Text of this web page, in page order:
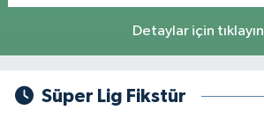
Detaylar için tıklayın
Süper Lig Fikstür